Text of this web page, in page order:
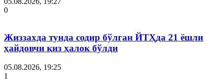
0
Жиззахда тунда содир бўлган ЙТҲда 21 ёшли
ҳайдовчи қиз ҳалок бўлди
05.08.2026, 19:25
1